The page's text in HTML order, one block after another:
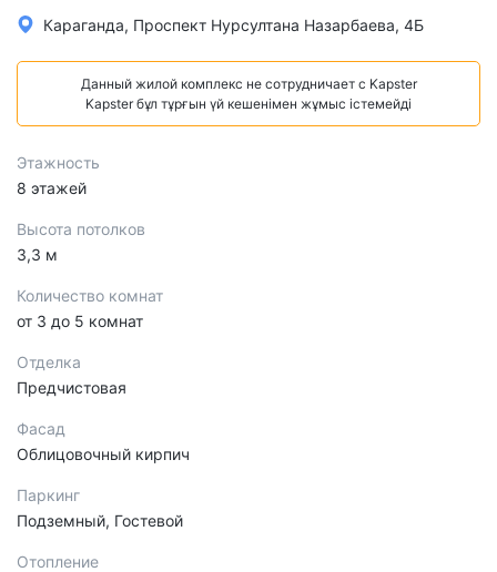
Караганда, Проспект Нурсултана Назарбаева, 4Б
Данный жилой комплекс не сотрудничает с Kapster
Kapster бұл тұрғын үй кешенімен жұмыс істемейді
Этажность
8 этажей
Высота потолков
3,3 м
Количество комнат
от 3 до 5 комнат
Отделка
Предчистовая
Фасад
Облицовочный кирпич
Паркинг
Подземный, Гостевой
Отопление